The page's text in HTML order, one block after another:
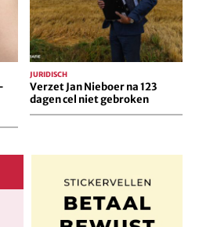
cel
niet
gebroken
Verzet Jan Nieboer na 123
dagen cel niet gebroken
JURIDISCH